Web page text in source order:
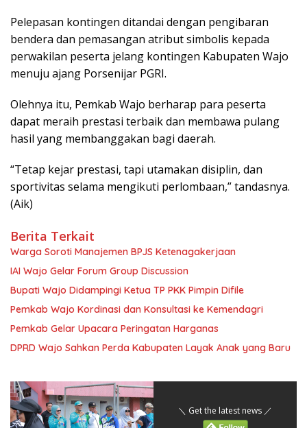
Pelepasan kontingen ditandai dengan pengibaran
bendera dan pemasangan atribut simbolis kepada
perwakilan peserta jelang kontingen Kabupaten Wajo
menuju ajang Porsenijar PGRI.
Olehnya itu, Pemkab Wajo berharap para peserta
dapat meraih prestasi terbaik dan membawa pulang
hasil yang membanggakan bagi daerah.
“Tetap kejar prestasi, tapi utamakan disiplin, dan
sportivitas selama mengikuti perlombaan,” tandasnya.
(Aik)
Berita Terkait
Warga Soroti Manajemen BPJS Ketenagakerjaan
IAI Wajo Gelar Forum Group Discussion
Bupati Wajo Didampingi Ketua TP PKK Pimpin Difile
Pemkab Wajo Kordinasi dan Konsultasi ke Kemendagri
Pemkab Gelar Upacara Peringatan Harganas
DPRD Wajo Sahkan Perda Kabupaten Layak Anak yang Baru
＼ Get the latest news ／